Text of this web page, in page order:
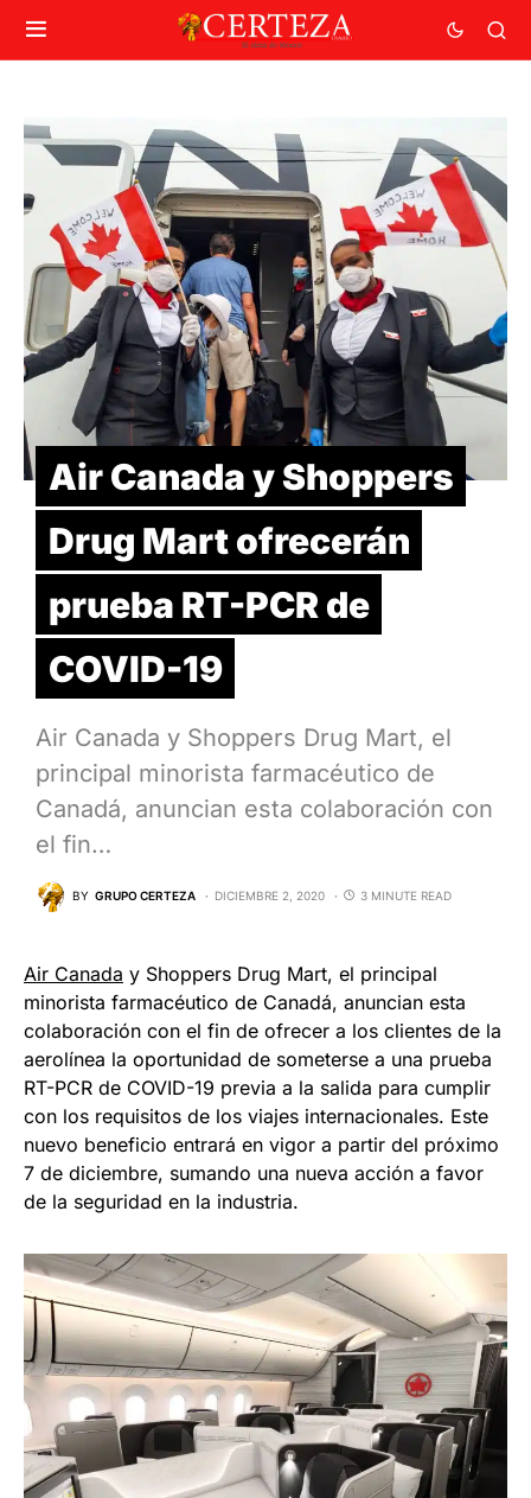
Air Canada y Shoppers
Drug Mart ofrecerán
prueba RT-PCR de
COVID-19
Air Canada y Shoppers Drug Mart, el
principal minorista farmacéutico de
Canadá, anuncian esta colaboración con
el fin…
BY GRUPO CERTEZA DICIEMBRE 2, 2020 3 MINUTE READ
Air Canada y Shoppers Drug Mart, el principal
minorista farmacéutico de Canadá, anuncian esta
colaboración con el fin de ofrecer a los clientes de la
aerolínea la oportunidad de someterse a una prueba
RT-PCR de COVID-19 previa a la salida para cumplir
con los requisitos de los viajes internacionales. Este
nuevo beneficio entrará en vigor a partir del próximo
7 de diciembre, sumando una nueva acción a favor
de la seguridad en la industria.